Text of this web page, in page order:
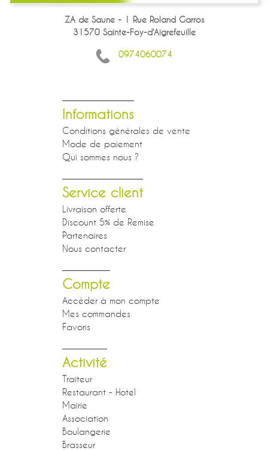
ZA de Saune - 1 Rue Roland Garros
31570 Sainte-Foy-d'Aigrefeuille
0974060074
Informations
Conditions générales de vente
Mode de paiement
Qui sommes nous ?
Service client
Livraison offerte
Discount 5% de Remise
Partenaires
Nous contacter
Compte
Accéder à mon compte
Mes commandes
Favoris
Activité
Traiteur
Restaurant - Hotel
Mairie
Association
Boulangerie
Brasseur